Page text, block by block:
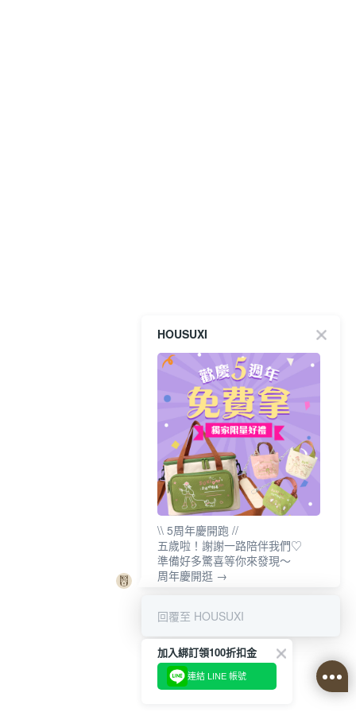
HOUSUXI
\\ 5周年慶開跑 //
五歲啦！謝謝一路陪伴我們♡
準備好多驚喜等你來發現～
周年慶開逛 →
回覆至 HOUSUXI
加入綁訂領100折扣金
連結 LINE 帳號